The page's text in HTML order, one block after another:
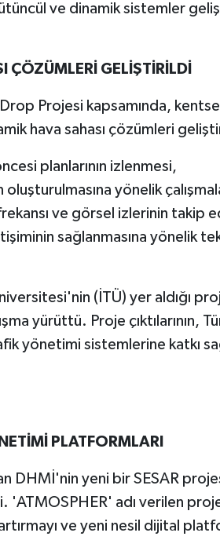
ve dinamik sistemler
ÇÖZÜMLERİ GELİŞTİRİLDİ
Projesi kapsamında, kentsel
hava sahası çözümleri
planlarının izlenmesi,
yönelik
ve görsel izlerinin takip
sağlanmasına yönelik
(İTÜ) yer aldığı
yürüttü. Proje çıktılarının,
yönetimi sistemlerine katkı
PLATFORMLARI
DHMİ'nin yeni bir SESAR
'ATMOSPHER' adı verilen
ve yeni nesil dijital